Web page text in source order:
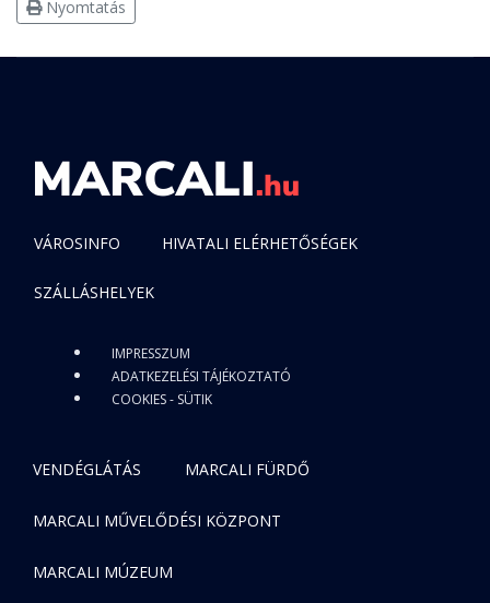
Nyomtatás
VÁROSINFO HIVATALI ELÉRHETŐSÉGEK
SZÁLLÁSHELYEK
IMPRESSZUM
ADATKEZELÉSI TÁJÉKOZTATÓ
COOKIES - SÜTIK
VENDÉGLÁTÁS MARCALI FÜRDŐ
MARCALI MŰVELŐDÉSI KÖZPONT
MARCALI MÚZEUM